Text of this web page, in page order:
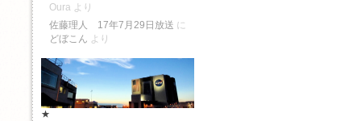
Oura より
佐藤理人 17年7月29日放送 に
どぼこん より
★